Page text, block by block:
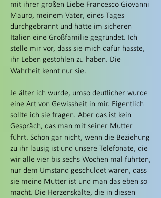
mit ihrer großen Liebe Francesco Giovanni
Mauro, meinem Vater, eines Tages
durchgebrannt und hätte im sicheren
Italien eine Großfamilie gegründet. Ich
stelle mir vor, dass sie mich dafür hasste,
ihr Leben gestohlen zu haben. Die
Wahrheit kennt nur sie.
Je älter ich wurde, umso deutlicher wurde
eine Art von Gewissheit in mir. Eigentlich
sollte ich sie fragen. Aber das ist kein
Gespräch, das man mit seiner Mutter
führt. Schon gar nicht, wenn die Beziehung
zu ihr lausig ist und unsere Telefonate, die
wir alle vier bis sechs Wochen mal führten,
nur dem Umstand geschuldet waren, dass
sie meine Mutter ist und man das eben so
macht. Die Herzenskälte, die in diesen